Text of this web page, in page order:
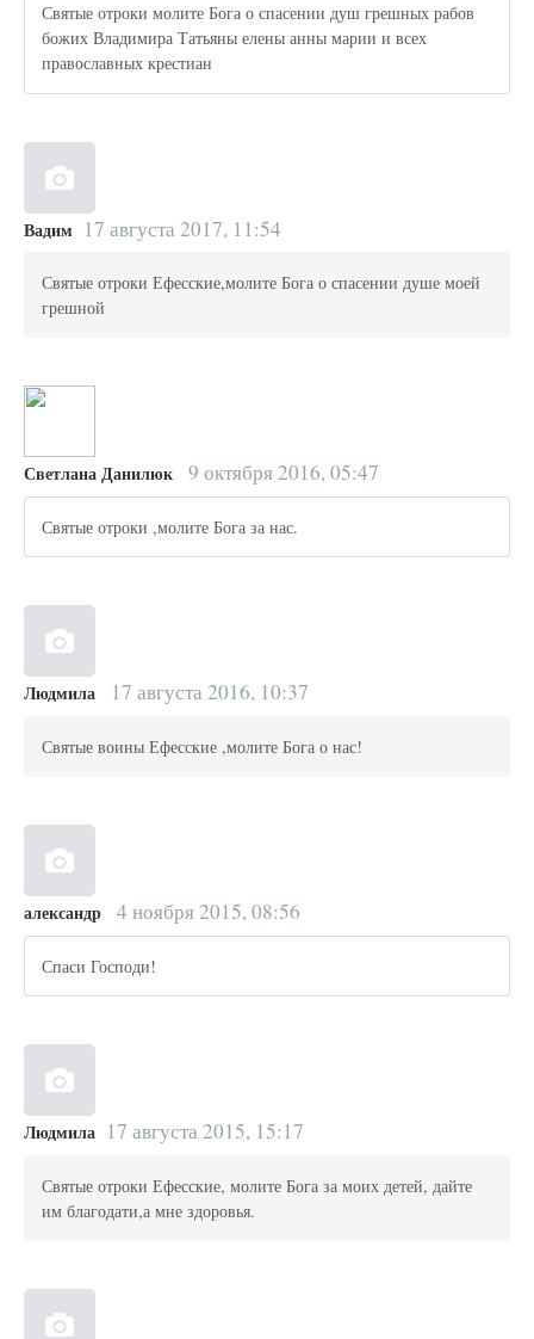
Святые отроки молите Бога о спасении душ грешных рабов
божих Владимира Татьяны елены анны марии и всех
православных крестиан
Вадим 17 августа 2017, 11:54
Святые отроки Ефесские,молите Бога о спасении душе моей
грешной
Светлана Данилюк 9 октября 2016, 05:47
Святые отроки ,молите Бога за нас.
Людмила 17 августа 2016, 10:37
Святые воины Ефесские ,молите Бога о нас!
александр 4 ноября 2015, 08:56
Спаси Господи!
Людмила 17 августа 2015, 15:17
Святые отроки Ефесские, молите Бога за моих детей, дайте
им благодати,а мне здоровья.